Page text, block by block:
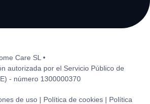
Care SL •
autorizada por el Servicio Público de
- número 1300000370
de uso | Política de cookies | Política